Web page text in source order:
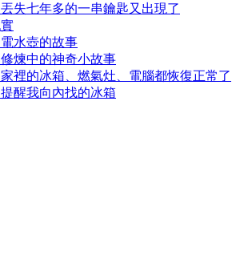
失七年多的一串鑰匙又出現了
水壺的故事
煉中的神奇小故事
裡的冰箱、燃氣灶、電腦都恢復正常了
醒我向內找的冰箱